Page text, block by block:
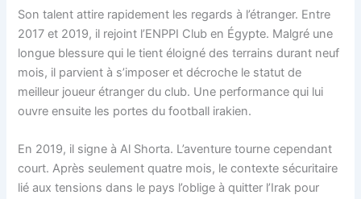
Son talent attire rapidement les regards à l’étranger. Entre
2017 et 2019, il rejoint l’ENPPI Club en Égypte. Malgré une
longue blessure qui le tient éloigné des terrains durant neuf
mois, il parvient à s’imposer et décroche le statut de
meilleur joueur étranger du club. Une performance qui lui
ouvre ensuite les portes du football irakien.
En 2019, il signe à Al Shorta. L’aventure tourne cependant
court. Après seulement quatre mois, le contexte sécuritaire
lié aux tensions dans le pays l’oblige à quitter l’Irak pour